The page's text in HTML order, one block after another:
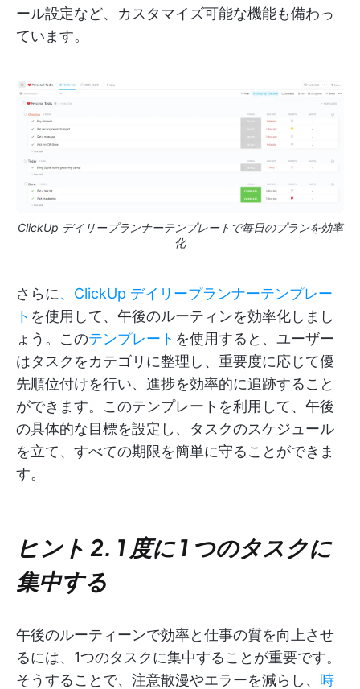
ール設定など、カスタマイズ可能な機能も備わっ
ています。
ClickUp デイリープランナーテンプレートで毎日のプランを効率
化
さらに、ClickUp デイリープランナーテンプレー
ト を使用して、午後のルーティンを効率化しまし
ょう。このテンプレート を使用すると、ユーザー
はタスクをカテゴリに整理し、重要度に応じて優
先順位付けを行い、進捗を効率的に追跡すること
ができます。このテンプレートを利用して、午後
の具体的な目標を設定し、タスクのスケジュール
を立て、すべての期限を簡単に守ることができま
す。
ヒント 2. 1 度に 1 つのタスクに
集中する
午後のルーティーンで効率と仕事の質を向上させ
るには、1つのタスクに集中することが重要です。
そうすることで、注意散漫やエラーを減らし、 時